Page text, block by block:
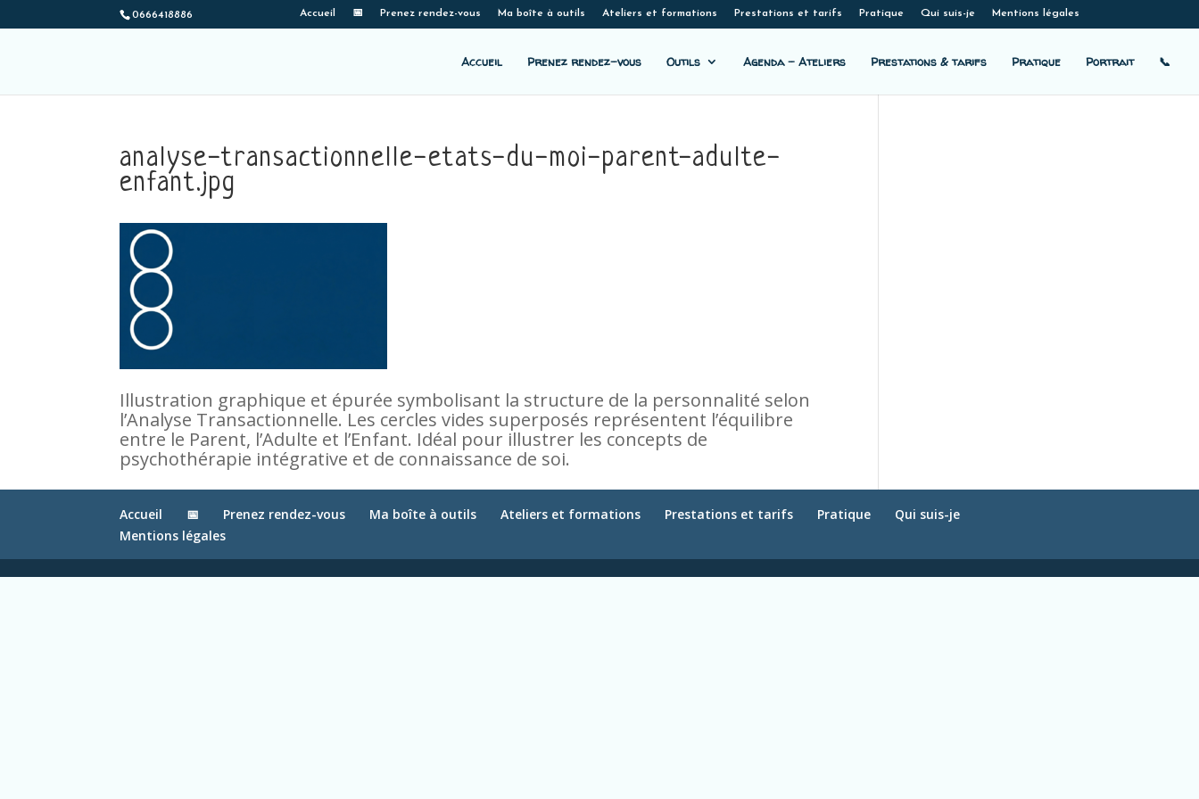
0666418886 Accueil 📅 Prenez rendez-vous Ma boîte à outils Ateliers et formations Prestations et tarifs Pratique Qui suis-je Mentions légales
Accueil Prenez rendez-vous Outils Agenda – Ateliers Prestations & tarifs Pratique Portrait 📞
analyse-transactionnelle-etats-du-moi-parent-adulte-
enfant.jpg
Illustration graphique et épurée symbolisant la structure de la personnalité selon
l’Analyse Transactionnelle. Les cercles vides superposés représentent l’équilibre
entre le Parent, l’Adulte et l’Enfant. Idéal pour illustrer les concepts de
psychothérapie intégrative et de connaissance de soi.
Accueil 📅 Prenez rendez-vous Ma boîte à outils Ateliers et formations Prestations et tarifs Pratique
Qui suis-je
Mentions légales